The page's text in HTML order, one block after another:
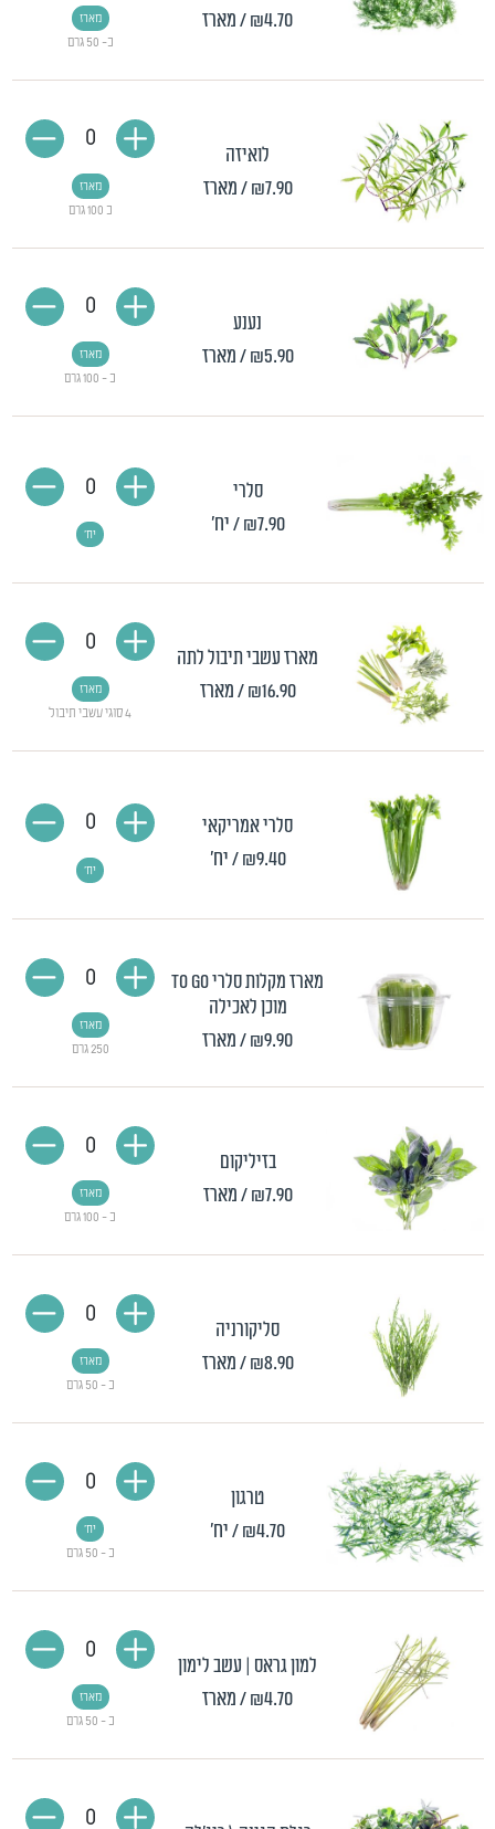
₪4.70/ מארז
כ- 50 גרם
מארז
לואיזה
₪7.90 / מארז
כ 100 גרם
מארז
0
נענע
₪5.90 / מארז
כ - 100 גרם
מארז
0
סלרי
₪7.90 / יח' יח'
0
מארז עשבי תיבול לתה
₪16.90 / מארז
4 סוגי עשבי תיבול
מארז
0
סלרי אמריקאי
₪9.40 / יח' יח'
0
מארז מקלות סלרי TO GO
מוכן לאכילה
₪9.90/ מארז 250 גרם
מארז
0
בזיליקום
₪7.90 / מארז
כ - 100 גרם
מארז
0
סליקורניה
₪8.90 / מארז
כ - 50 גרם
מארז
0
טרגון
₪4.70/ יח'
כ - 50 גרם
יח'
0
למון גראס | עשב לימון
₪4.70/ מארז
כ - 50 גרם
מארז
0
0